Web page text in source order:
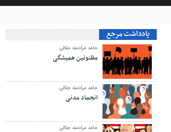
یادداشت مرجع
حامد مرادمند جلالی
مظنونین همیشگی
حامد مرادمند جلالی
انجماد مدنی
حامد مرادمند جلالی